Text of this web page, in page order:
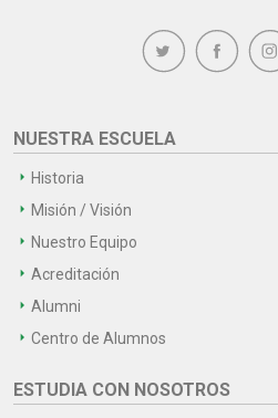
NUESTRA ESCUELA
Historia
Misión / Visión
Nuestro Equipo
Acreditación
Alumni
Centro de Alumnos
ESTUDIA CON NOSOTROS